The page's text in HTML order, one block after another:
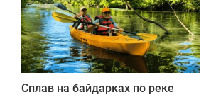
Сплав на байдарках по реке